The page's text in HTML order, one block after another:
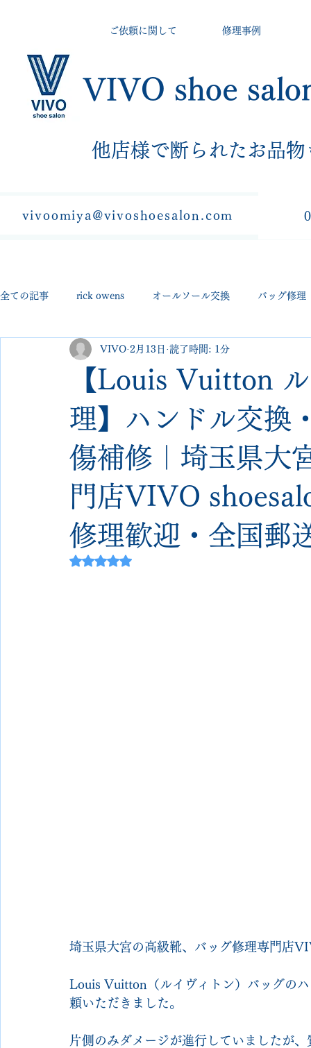
VIVO shoe
他店様で断られたお品物
ご依頼に関して 修理事例
vivoomiya@vivoshoesalon.com
全ての記事 rick owens オールソール交換 バッグ修理
george cleverley Christian louboutin
new balance クリーニング•撥水コーテ
edward green george cox hermes
【Louis Vuitton
理】ハンドル交換
傷補修｜埼玉県大
門店VIVO
修理歓迎・全国郵
VIVO 2月13日 読了時間: 1分
5つ星のうちNaNと評価されています。
埼玉県大宮の高級靴、バッグ修理専門店
Louis Vuitton（ルイヴィトン）バッグの
頼いただきました。
片側のみダメージが進行していましたが